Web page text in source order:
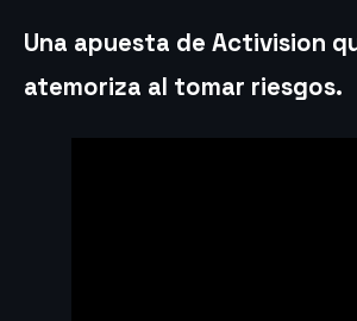
Una apuesta de Activision
atemoriza al tomar riesgos.